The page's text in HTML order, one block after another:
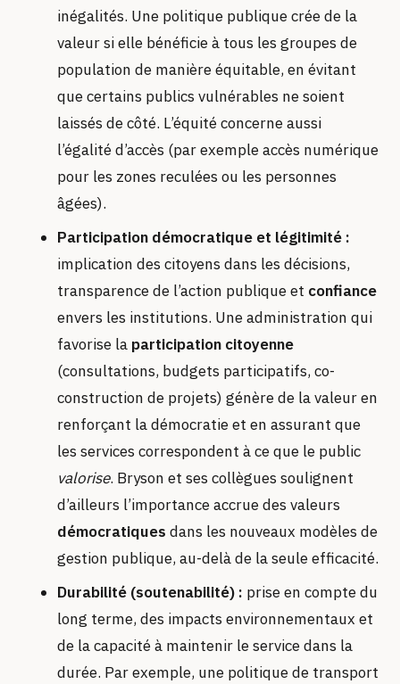
inégalités. Une politique publique crée de la
valeur si elle bénéficie à tous les groupes de
population de manière équitable, en évitant
que certains publics vulnérables ne soient
laissés de côté. L’équité concerne aussi
l’égalité d’accès (par exemple accès numérique
pour les zones reculées ou les personnes
âgées).
Participation démocratique et légitimité :
implication des citoyens dans les décisions,
transparence de l’action publique et confiance
envers les institutions. Une administration qui
favorise la participation citoyenne
(consultations, budgets participatifs, co-
construction de projets) génère de la valeur en
renforçant la démocratie et en assurant que
les services correspondent à ce que le public
valorise. Bryson et ses collègues soulignent
d’ailleurs l’importance accrue des valeurs
démocratiques dans les nouveaux modèles de
gestion publique, au-delà de la seule efficacité.
Durabilité (soutenabilité) : prise en compte du
long terme, des impacts environnementaux et
de la capacité à maintenir le service dans la
durée. Par exemple, une politique de transport